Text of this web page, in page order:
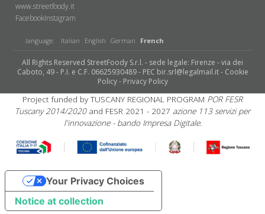
www.streetfoody.it
Facebook​Instagram
language: Italian English German French
All Rights Reserved StreetFoody S.r.l. - sede legale: Firenze - via dei
Caboto, 49 - P.I. e C.F. 06625930489 - PEC bir.srl@legalmail.it - Cookie
Policy- Privacy Policy
Project funded by TUSCANY REGIONAL PROGRAM POR FESR
Tuscany 2014/2020and FESR 2021 - 2027 azione 113 servizi per
l'innovazione - bando Impresa Digitale.
Notice at collection
Your Privacy Choices